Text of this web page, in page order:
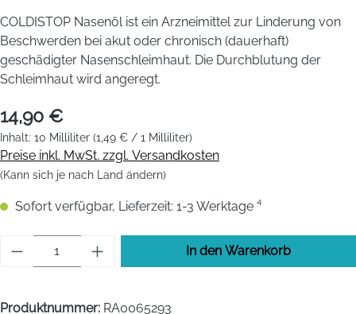
COLDISTOP Nasenöl ist ein Arzneimittel zur Linderung von
Beschwerden bei akut oder chronisch (dauerhaft)
geschädigter Nasenschleimhaut. Die Durchblutung der
Schleimhaut wird angeregt.
14,90 €
Inhalt: 10 Milliliter (1,49 € / 1 Milliliter)
Preise inkl. MwSt. zzgl. Versandkosten
(Kann sich je nach Land ändern)
Sofort verfügbar, Lieferzeit: 1-3 Werktage ⁴
Produkt Anzahl: Gib den gewünschten
In den Warenkorb
Produktnummer: RA0065293